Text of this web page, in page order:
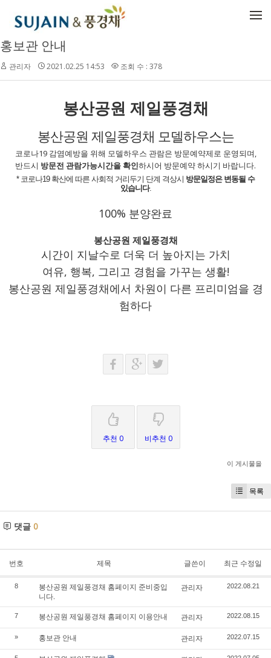
메뉴 건너뛰기
홍보관 안내
관리자 2021.02.25 14:53 조회 수 : 378
봉산공원 제일풍경채
봉산공원 제일풍경채 모델하우스는
코로나19 감염예방을 위해 모델하우스 관람은 방문예약제로 운영되며,
반드시 방문전 관람가능시간을 확인하시어 방문예약 하시기 바랍니다.
* 코로나19 확산에 따른 사회적 거리두기 단계 격상시 방문일정은 변동될 수
있습니다.
100% 분양완료
봉산공원 제일풍경채
시간이 지날수로 더욱 더 높아지는 가치
여유, 행복, 그리고 경험을 가꾸는 생활!
봉산공원 제일풍경채에서 차원이 다른 프리미엄을 경
험하다
추천 0 비추천 0
이 게시물을
목록
댓글 0
번호 제목 글쓴이 최근 수정일
8
봉산공원 제일풍경채 홈페이지 준비중입
니다.
관리자 2022.08.21
7 봉산공원 제일풍경채 홈페이지 이용안내 관리자 2022.08.15
» 홍보관 안내 관리자 2022.07.15